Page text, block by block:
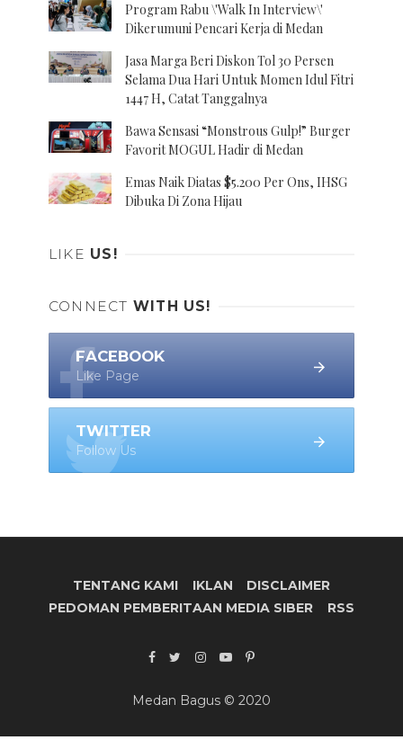
Program Rabu \'Walk In Interview\'
Dikerumuni Pencari Kerja di Medan
Jasa Marga Beri Diskon Tol 30 Persen
Selama Dua Hari Untuk Momen Idul Fitri
1447 H, Catat Tanggalnya
Bawa Sensasi “Monstrous Gulp!” Burger
Favorit MOGUL Hadir di Medan
Emas Naik Diatas $5.200 Per Ons, IHSG
Dibuka Di Zona Hijau
LIKE US!
CONNECT WITH US!
FACEBOOK
Like Page
TWITTER
Follow Us
TENTANG KAMI IKLAN
DISCLAIMER
PEDOMAN PEMBERITAAN MEDIA SIBER
RSS
Medan Bagus © 2020